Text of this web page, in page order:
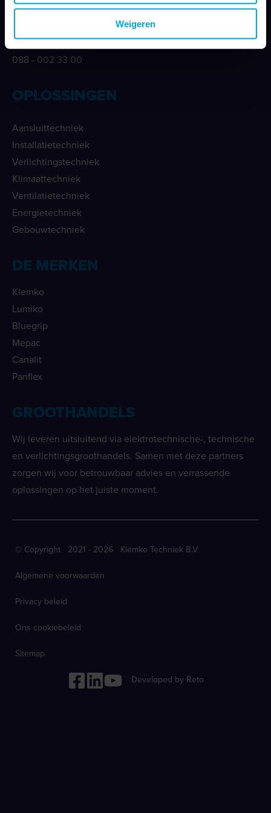
Weigeren
info@klemko.nl
Telefoonnummer
088 - 002 33 00
OPLOSSINGEN
Aansluittechniek
Installatietechniek
Verlichtingstechniek
Klimaattechniek
Ventilatietechniek
Energietechniek
Gebouwtechniek
DE MERKEN
Klemko
Lumiko
Bluegrip
Mepac
Canalit
Panflex
GROOTHANDELS
Wij leveren uitsluitend via elektrotechnische-, technische
en verlichtingsgroothandels. Samen met deze partners
zorgen wij voor betrouwbaar advies en verrassende
oplossingen op het juiste moment.
© Copyright 2021 - 2026 Klemko Techniek B.V.
Algemene voorwaarden
Privacy beleid
Ons cookiebeleid
Sitemap
Developed by Reto